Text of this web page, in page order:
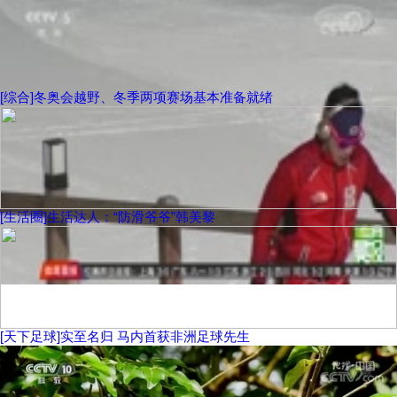
[综合]冬奥会越野、冬季两项赛场基本准备就绪
[生活圈]生活达人：“防滑爷爷”韩美黎
[天下足球]实至名归 马内首获非洲足球先生